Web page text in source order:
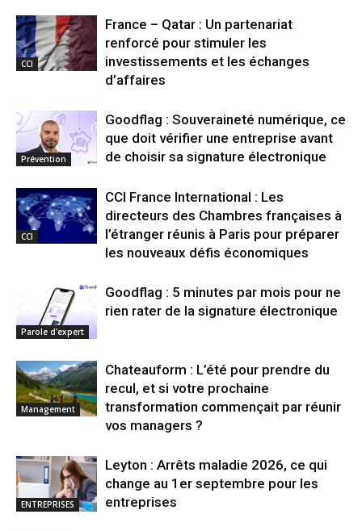
CCI
France – Qatar : Un partenariat
renforcé pour stimuler les
investissements et les échanges
d’affaires
Prévention
Goodflag : Souveraineté numérique, ce
que doit vérifier une entreprise avant
de choisir sa signature électronique
CCI
CCI France International : Les
directeurs des Chambres françaises à
l’étranger réunis à Paris pour préparer
les nouveaux défis économiques
Parole d'expert
Goodflag : 5 minutes par mois pour ne
rien rater de la signature électronique
Management
Chateauform : L’été pour prendre du
recul, et si votre prochaine
transformation commençait par réunir
vos managers ?
ENTREPRISES
Leyton : Arrêts maladie 2026, ce qui
change au 1er septembre pour les
entreprises